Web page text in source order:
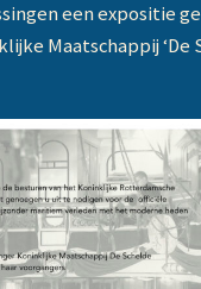
een expositie
Maatschappij ‘De